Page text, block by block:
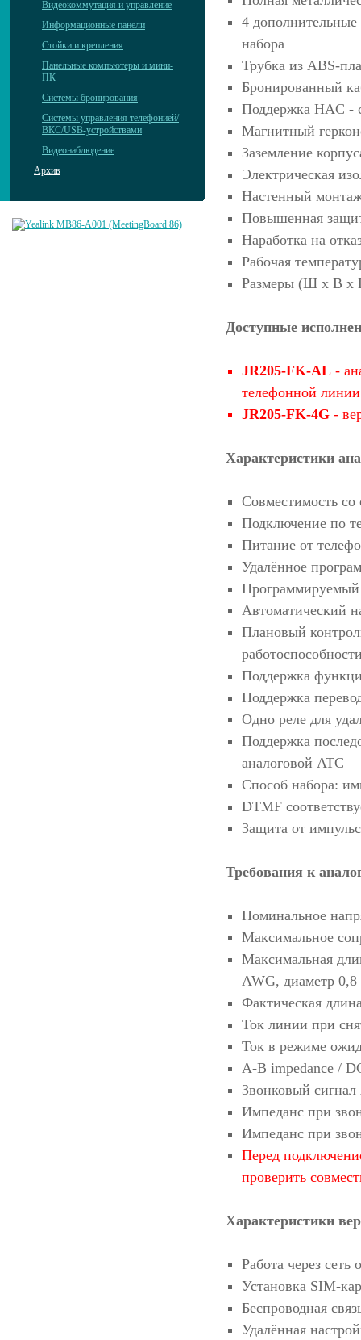
Видеокоммутация и управление
Информационные панели
Стойки и крепления
Панельные компьютеры и мини-
ПК
Системы бронирования
Системы управления телефонией/
ВКС/USB-устройствами
Видеонаблюдение
Архив
4
набора
Трубка из ABS-
Бронированный
Поддержка HAC -
Магнитный
Заземление
Электрическая
Настенный
Повышенная
Наработка на
Рабочая
Размеры (Ш x В x
Доступные
JR205-FK-AL -
телефонной линии
JR205-FK-4G -
Характеристики
Совместимость
Подключение по
Питание от
Удалённое
Программируемый
Автоматический
Плановый
Поддержка
Поддержка
Одно реле для
Поддержка
аналоговой АТС
Способ набора:
DTMF
Защита от
Требования к
Номинальное
Максимальное
Максимальная
AWG, диаметр
Фактическая
Ток линии при
Ток в режиме
A-B impedance /
Звонковый
Импеданс при
Импеданс при
Перед
проверить
Характеристики
Работа через сеть
Установка SIM-
Беспроводная
Удалённая